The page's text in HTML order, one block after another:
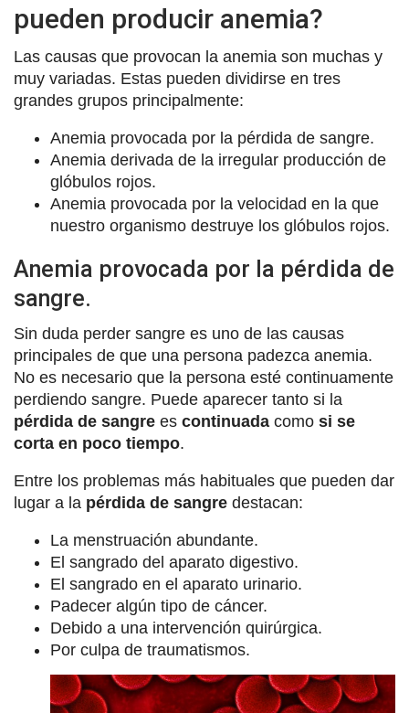
pueden producir anemia?
Las causas que provocan la anemia son muchas y
muy variadas. Estas pueden dividirse en tres
grandes grupos principalmente:
Anemia provocada por la pérdida de sangre.
Anemia derivada de la irregular producción de
glóbulos rojos.
Anemia provocada por la velocidad en la que
nuestro organismo destruye los glóbulos rojos.
Anemia provocada por la pérdida de
sangre.
Sin duda perder sangre es uno de las causas
principales de que una persona padezca anemia.
No es necesario que la persona esté continuamente
perdiendo sangre. Puede aparecer tanto si la
pérdida de sangre es continuada como si se
corta en poco tiempo.
Entre los problemas más habituales que pueden dar
lugar a la pérdida de sangre destacan:
La menstruación abundante.
El sangrado del aparato digestivo.
El sangrado en el aparato urinario.
Padecer algún tipo de cáncer.
Debido a una intervención quirúrgica.
Por culpa de traumatismos.